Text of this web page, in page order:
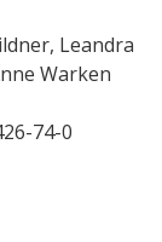
Leandra
Warken
74-0